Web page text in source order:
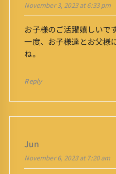
November 3, 2023 at 6:33 pm
お子様のご活躍嬉しいで
一度、お子様達とお父様
ね。
Reply
Jun
November 6, 2023 at 7:20 am